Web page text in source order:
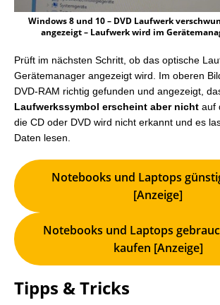
Windows 8 und 10 – DVD Laufwerk
angezeigt – Laufwerk wird im
Prüft im nächsten Schritt, ob das optische
Gerätemanager angezeigt wird. Im oberen
DVD-RAM richtig gefunden und angezeigt,
Laufwerkssymbol erscheint aber nicht auf
die CD oder DVD wird nicht erkannt und es
Daten lesen.
Notebooks und Laptops
[Anzeige]
Notebooks und Laptops
kaufen [Anzeige]
Tipps & Tricks